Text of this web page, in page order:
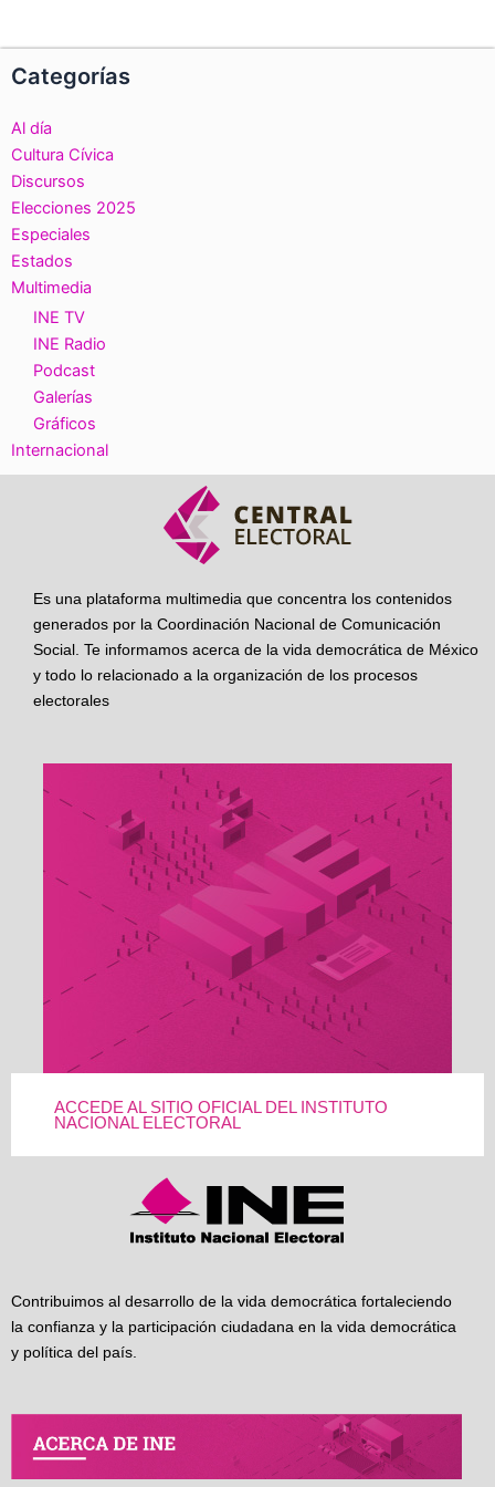
Categorías
Al día
Cultura Cívica
Discursos
Elecciones 2025
Especiales
Estados
Multimedia
INE TV
INE Radio
Podcast
Galerías
Gráficos
Internacional
Es una plataforma multimedia que concentra los contenidos
generados por la Coordinación Nacional de Comunicación
Social. Te informamos acerca de la vida democrática de México
y todo lo relacionado a la organización de los procesos
electorales
ACCEDE AL SITIO OFICIAL DEL INSTITUTO
NACIONAL ELECTORAL
Contribuimos al desarrollo de la vida democrática fortaleciendo
la confianza y la participación ciudadana en la vida democrática
y política del país.